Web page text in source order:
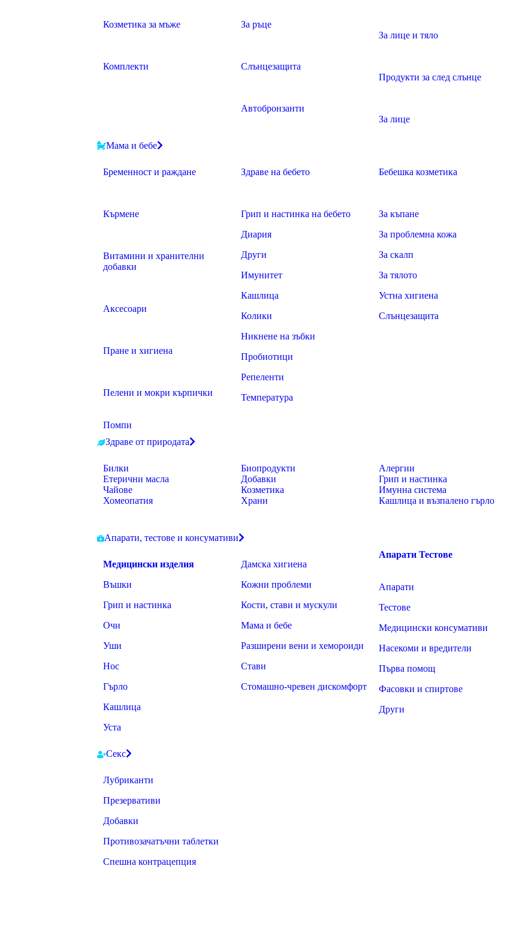
Козметика за мъже
Комплекти
За ръце
Слънцезащита
Автобронзанти
За лице и тяло
Продукти за след слънце
За лице
Мама и бебе
Бременност и раждане
Кърмене
Витамини и хранителни
добавки
Аксесоари
Пране и хигиена
Пелени и мокри кърпички
Помпи
Здраве на бебето
Грип и настинка на бебето
Диария
Други
Имунитет
Кашлица
Колики
Никнене на зъбки
Пробиотици
Репеленти
Температура
Бебешка козметика
За къпане
За проблемна кожа
За скалп
За тялото
Устна хигиена
Слънцезащита
Здраве от природата
Билки
Етерични масла
Чайове
Хомеопатия
Биопродукти
Добавки
Козметика
Храни
Алергии
Грип и настинка
Имунна система
Кашлица и възпалено гърло
Апарати, тестове и консумативи
Медицински изделия
Въшки
Грип и настинка
Очи
Уши
Нос
Гърло
Кашлица
Уста
Дамска хигиена
Кожни проблеми
Кости, стави и мускули
Мама и бебе
Разширени вени и хемороиди
Стави
Стомашно-чревен дискомфорт
Апарати Тестове
Апарати
Тестове
Медицински консумативи
Насекоми и вредители
Първа помощ
Фасовки и спиртове
Други
Секс
Лубриканти
Презервативи
Добавки
Противозачатъчни таблетки
Спешна контрацепция